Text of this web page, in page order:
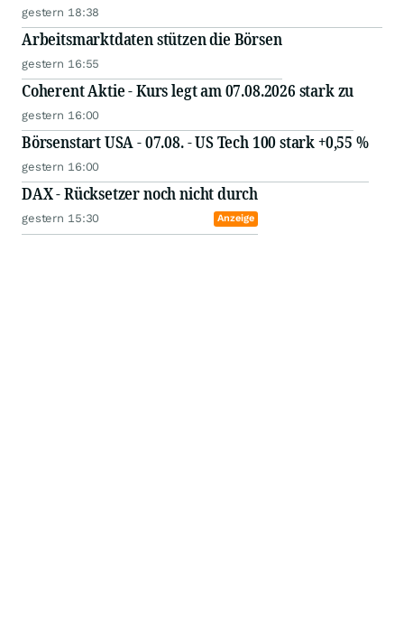
gestern 18:38
Arbeitsmarktdaten stützen die Börsen
gestern 16:55
Coherent Aktie - Kurs legt am 07.08.2026 stark zu
gestern 16:00
Börsenstart USA - 07.08. - US Tech 100 stark +0,55 %
gestern 16:00
DAX - Rücksetzer noch nicht durch
gestern 15:30 Anzeige